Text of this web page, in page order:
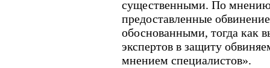
существенными. По мнению
предоставленные
обоснованными, тогда как
экспертов в защиту
мнением специалистов».